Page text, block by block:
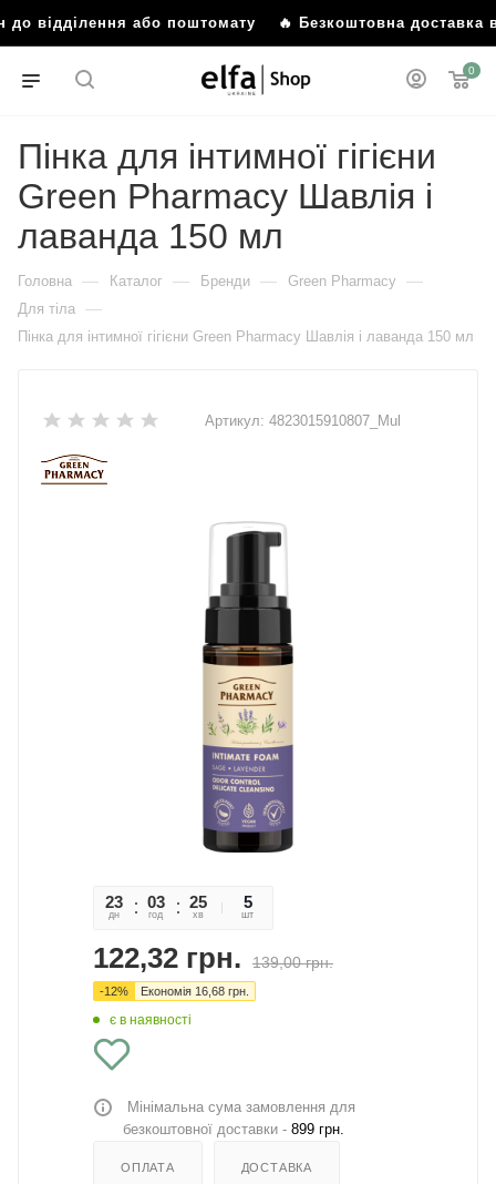
до відділення або поштомату 🔥 Безкоштовна доставка
0
Пінка для інтимної гігієни
Green Pharmacy Шавлія і
лаванда 150 мл
Головна — Каталог — Бренди — Green Pharmacy —
Для тіла —
Пінка для інтимної гігієни Green Pharmacy Шавлія і лаванда 150 мл
Артикул: 4823015910807_Mul
23
дн
03
год
25
хв
29
сек
5
шт
122,32 грн. 139,00грн.
-12% Економія 16,68 грн.
є в наявності
Мінімальна сума замовлення для
безкоштовної доставки - 899 грн.
ОПЛАТА ДОСТАВКА